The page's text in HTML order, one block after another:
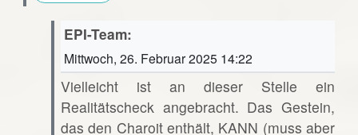
EPI-Team:
Mittwoch, 26. Februar 2025 14:22
Vielleicht ist an dieser Stelle ein
Realitätscheck angebracht. Das Gestein,
das den Charoit enthält, KANN (muss aber